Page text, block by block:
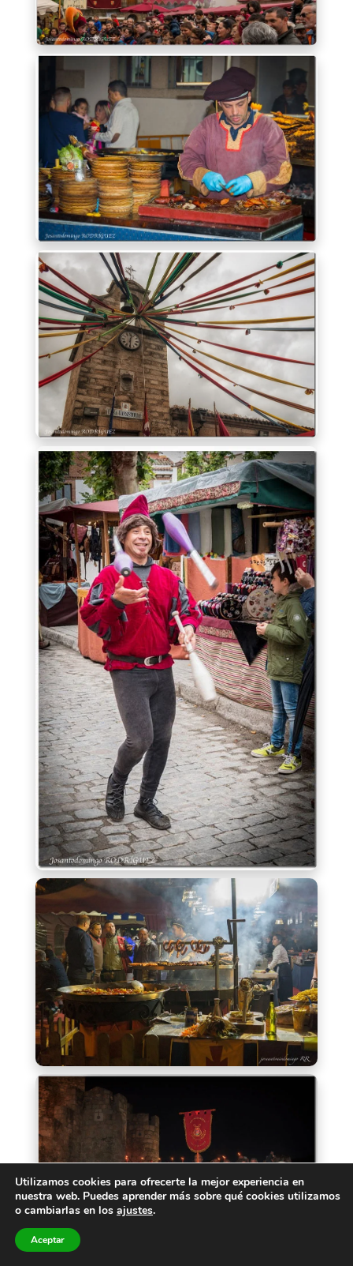
Utilizamos cookies para ofrecerte la mejor experiencia en
nuestra web. Puedes aprender más sobre qué cookies utilizamos
o cambiarlas en los ajustes.
Aceptar